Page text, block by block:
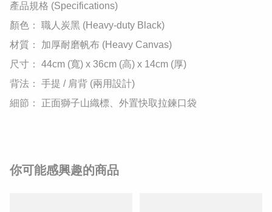
​產品規格 (Specifications)
​顏色： 職人炭黑 (Heavy-duty Black)
​材質： 加厚耐磨帆布 (Heavy Canvas)
​尺寸： 44cm (寬) x 36cm (高) x 14cm (厚)
​背法： 手提 / 肩背 (兩用設計)
​細節： 正面獅子山織標、外置快取拉鍊口袋
你可能感興趣的商品